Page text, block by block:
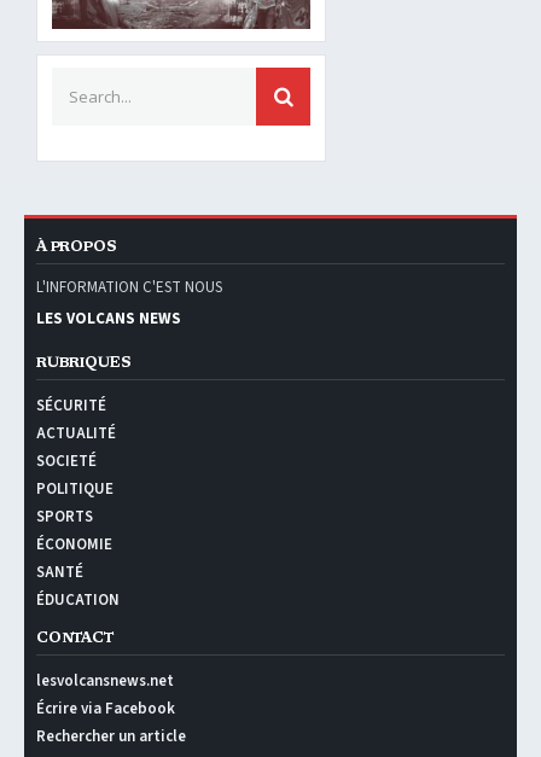
À PROPOS
L'INFORMATION C'EST NOUS
LES VOLCANS NEWS
RUBRIQUES
SÉCURITÉ
ACTUALITÉ
SOCIETÉ
POLITIQUE
SPORTS
ÉCONOMIE
SANTÉ
ÉDUCATION
CONTACT
lesvolcansnews.net
Écrire via Facebook
Rechercher un article